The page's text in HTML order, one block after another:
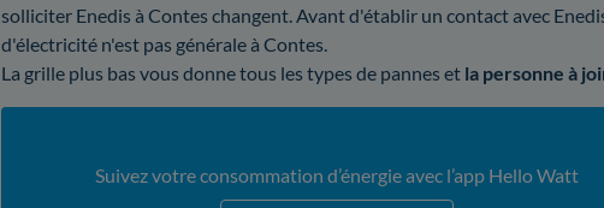
solliciter Enedis à Contes changent. Avant d'établir un contact avec
d'électricité n'est pas générale à Contes.
La grille plus bas vous donne tous les types de pannes et la personne à
Suivez votre consommation d’énergie avec l’app Hello Watt